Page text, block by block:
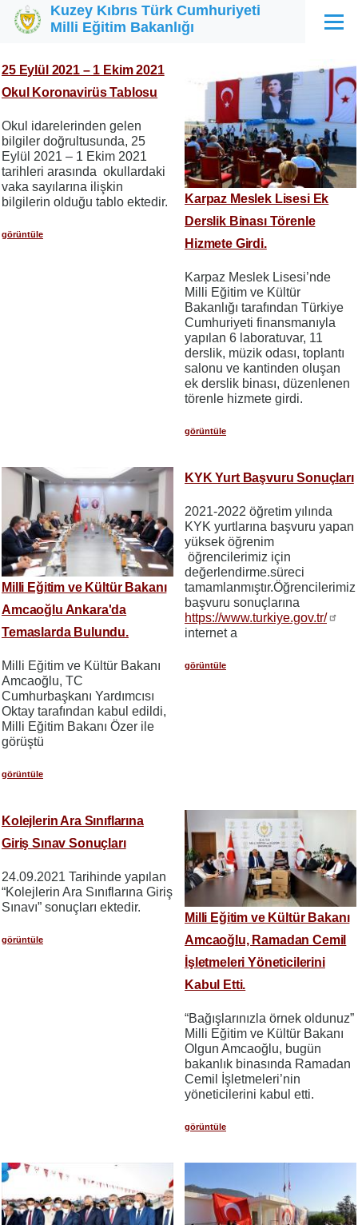
Ana içeriğe atla
Kuzey Kıbrıs Türk Cumhuriyeti
Milli Eğitim Bakanlığı
Menü
25 Eylül 2021 – 1 Ekim 2021
Okul Koronavirüs Tablosu
Okul idarelerinden gelen
bilgiler doğrultusunda, 25
Eylül 2021 – 1 Ekim 2021
tarihleri arasında okullardaki
vaka sayılarına ilişkin
bilgilerin olduğu tablo ektedir.
görüntüle
Karpaz Meslek Lisesi Ek
Derslik Binası Törenle
Hizmete Girdi.
Karpaz Meslek Lisesi’nde
Milli Eğitim ve Kültür
Bakanlığı tarafından Türkiye
Cumhuriyeti finansmanıyla
yapılan 6 laboratuvar, 11
derslik, müzik odası, toplantı
salonu ve kantinden oluşan
ek derslik binası, düzenlenen
törenle hizmete girdi.
görüntüle
Milli Eğitim ve Kültür Bakanı
Amcaoğlu Ankara'da
Temaslarda Bulundu.
Milli Eğitim ve Kültür Bakanı
Amcaoğlu, TC
Cumhurbaşkanı Yardımcısı
Oktay tarafından kabul edildi,
Milli Eğitim Bakanı Özer ile
görüştü
görüntüle
KYK Yurt Başvuru Sonuçları
2021-2022 öğretim yılında
KYK yurtlarına başvuru yapan
yüksek öğrenim
öğrencilerimiz için
değerlendirme.süreci
tamamlanmıştır.Öğrencilerimiz
başvuru sonuçlarına
https://www.turkiye.gov.tr/
internet a
görüntüle
Kolejlerin Ara Sınıflarına
Giriş Sınav Sonuçları
24.09.2021 Tarihinde yapılan
“Kolejlerin Ara Sınıflarına Giriş
Sınavı” sonuçları ektedir.
görüntüle
Milli Eğitim ve Kültür Bakanı
Amcaoğlu, Ramadan Cemil
İşletmeleri Yöneticilerini
Kabul Etti.
“Bağışlarınızla örnek oldunuz”
Milli Eğitim ve Kültür Bakanı
Olgun Amcaoğlu, bugün
bakanlık binasında Ramadan
Cemil İşletmeleri’nin
yöneticilerini kabul etti.
görüntüle